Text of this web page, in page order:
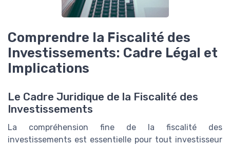
Comprendre la Fiscalité des
Investissements: Cadre Légal et
Implications
Le Cadre Juridique de la Fiscalité des
Investissements
La compréhension fine de la fiscalité des
investissements est essentielle pour tout investisseur